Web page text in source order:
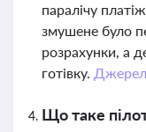
паралічу
змушене було
розрахунки, а
готівку.
Що таке